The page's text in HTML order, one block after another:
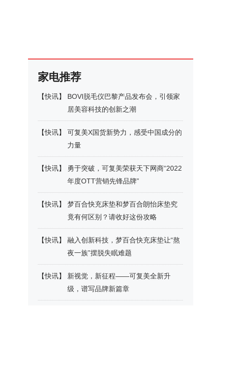
家电推荐
【快讯】
BOVI脱毛仪巴黎产品发布会，引领家
居美容科技的创新之潮
【快讯】
可复美X国货新势力，感受中国成分的
力量
【快讯】
勇于突破，可复美荣获天下网商“2022
年度OTT营销先锋品牌”
【快讯】
梦百合快充床垫和梦百合朗怡床垫究
竟有何区别？请收好这份攻略
【快讯】
融入创新科技，梦百合快充床垫让“熬
夜一族”摆脱失眠难题
【快讯】
新视觉，新征程——可复美全新升
级，谱写品牌新篇章